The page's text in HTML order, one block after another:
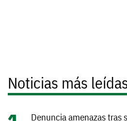
Noticias más
Denuncia amenazas